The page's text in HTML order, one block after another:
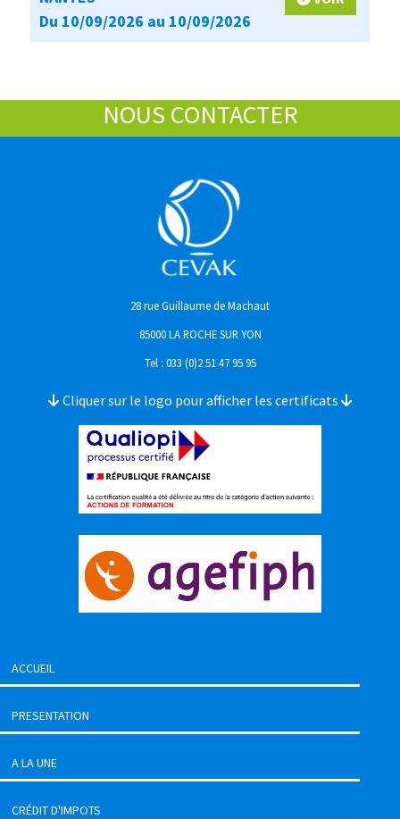
Du 10/09/2026 au 10/09/2026
NOUS CONTACTER
28 rue Guillaume de Machaut
85000 LA ROCHE SUR YON
Tel : 033 (0)2 51 47 95 95
Cliquer sur le logo pour afficher les certificats
ACCUEIL
PRESENTATION
A LA UNE
CRÉDIT D'IMPOTS